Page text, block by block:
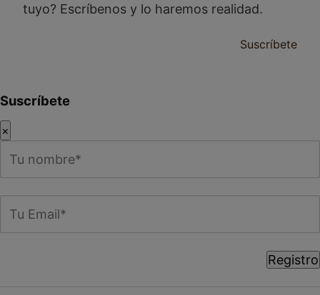
tuyo? Escríbenos y lo haremos realidad.
Suscríbete
Suscríbete
×